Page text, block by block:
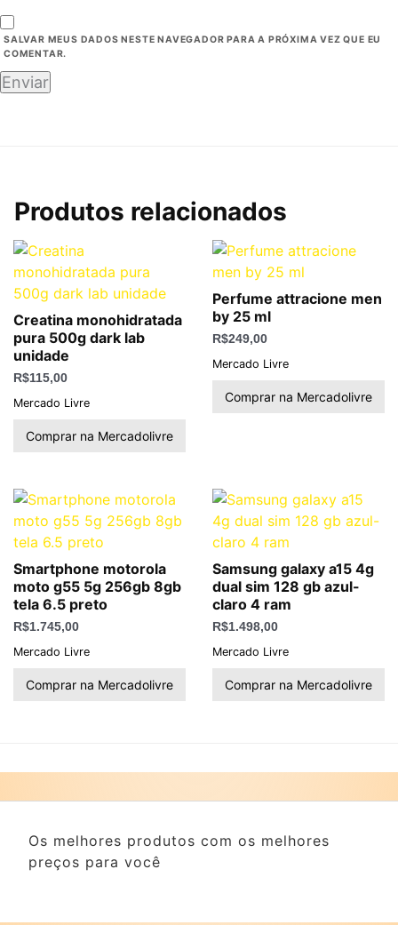
SALVAR MEUS DADOS NESTE NAVEGADOR PARA A PRÓXIMA VEZ QUE EU
COMENTAR.
Produtos relacionados
Creatina monohidratada
pura 500g dark lab
unidade
R$115,00
Mercado Livre
Comprar na Mercadolivre
Perfume attracione men
by 25 ml
R$249,00
Mercado Livre
Comprar na Mercadolivre
Smartphone motorola
moto g55 5g 256gb 8gb
tela 6.5 preto
R$1.745,00
Mercado Livre
Comprar na Mercadolivre
Samsung galaxy a15 4g
dual sim 128 gb azul-
claro 4 ram
R$1.498,00
Mercado Livre
Comprar na Mercadolivre
Os melhores produtos com os melhores
preços para você